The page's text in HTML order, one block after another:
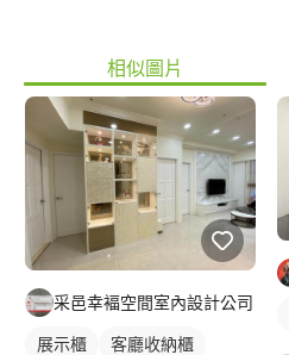
相似圖片
采邑幸褔空間室內設計公司
展示櫃
客廳收納櫃